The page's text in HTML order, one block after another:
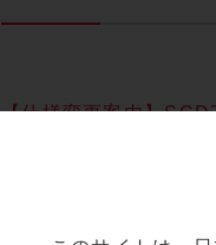
【仕様変更案内】